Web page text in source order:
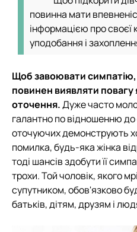
повинна мати
інформацією про своєї
уподобання і
Щоб завоювати симпатію,
повинен виявляти повагу
оточення.Дуже часто
галантно по відношенню до
оточуючих демонструють
помилка, будь-яка жінка
тоді шансів здобути її
трохи. Той чоловік, якого
супутником, обов'язково
батьків, дітям, друзям і